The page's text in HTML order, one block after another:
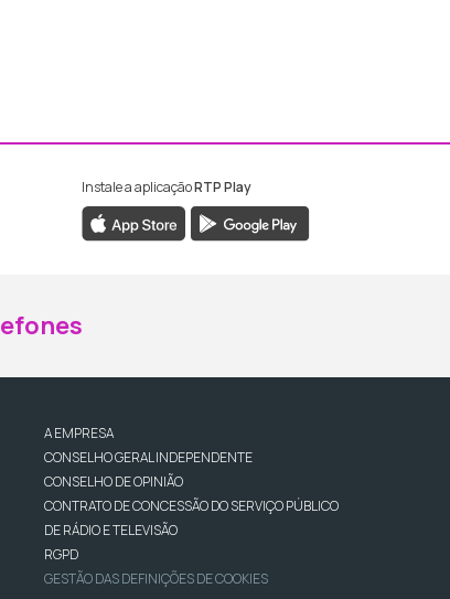
da RTP Madeira
da RTP Madeira
Instale a aplicaçãoRTP Play
A EMPRESA
CONSELHO GERAL INDEPENDENTE
CONSELHO DE OPINIÃO
CONTRATO DE CONCESSÃO DO SERVIÇO PÚBLICO
DE RÁDIO E TELEVISÃO
RGPD
GESTÃO DAS DEFINIÇÕES DE COOKIES